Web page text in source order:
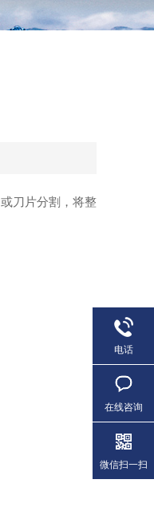
刀片分割，将整
电话
在线咨询
微信扫一扫